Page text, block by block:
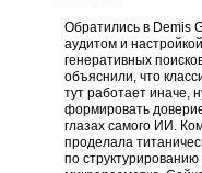
Обратились в Demis
аудитом и
генеративных
объяснили, что
тут работает иначе,
формировать
глазах самого ИИ.
проделала
по